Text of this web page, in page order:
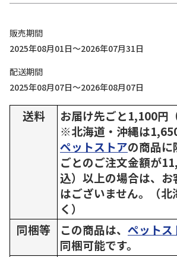
販売期間
2025年08月01日～2026年07月31日
配送期間
2025年08月07日～2026年08月07日
送料
お届け先ごと1,100円
※北海道・沖縄は
ペットストアの商品に
ごとのご注文金額が
込）以上の場合は、お
はございません。（北
く）
同梱等
この商品は、 ペットス
同梱可能です。